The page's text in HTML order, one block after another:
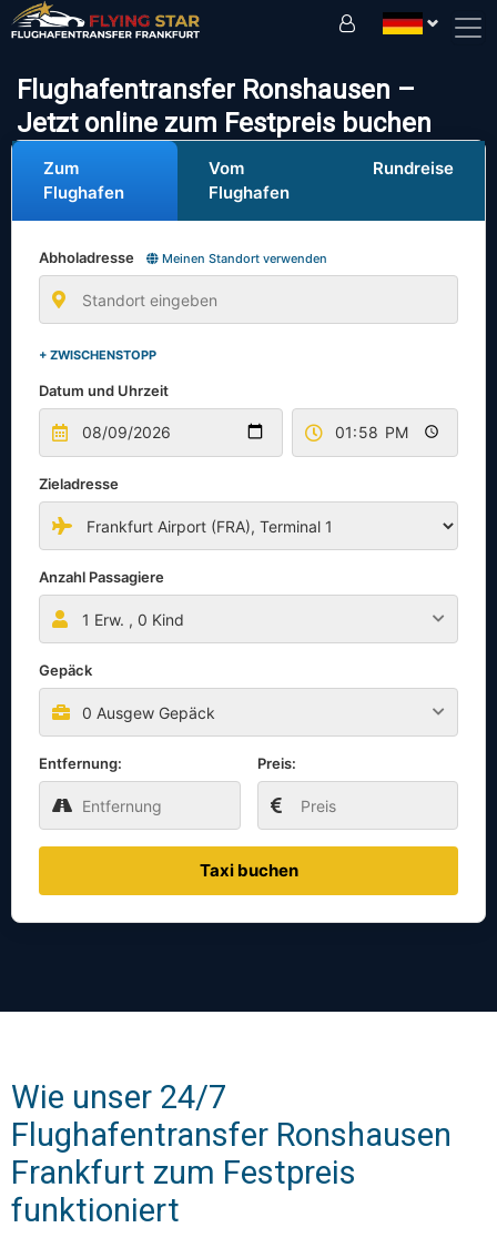
Flughafentransfer Ronshausen –
Jetzt online zum Festpreis buchen
Zum
Flughafen
Vom
Flughafen
Rundreise
Abholadresse Meinen Standort verwenden
+ ZWISCHENSTOPP
Datum und Uhrzeit
Zieladresse
Anzahl Passagiere
1 Erw. , 0 Kind
Gepäck
0 Ausgew Gepäck
Entfernung: Preis:
Taxi buchen
Wie unser 24/7
Flughafentransfer Ronshausen
Frankfurt zum Festpreis
funktioniert